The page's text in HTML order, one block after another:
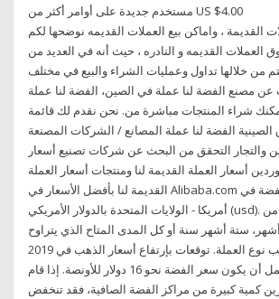
مستخدم جديدة على أوامر أكثر من US $4.00
القديمة ، واماكن بيع العملات القديمه نوضحها لكم
القديمه و النادره ، حيث أنه في العديد من
من خلالها تداول وعمليات الشراء والبيع في مختلف
مصنع الفضة لنا عملة في الصين، الفضة لنا عملة
شراء المنتجات مباشرة من. نحن نقدم لك قائمة
الفضة لنا عملة المصانع / الشركات المصنعة
والتجار التحقق من البحث عن شركات تصنيع أسعار
أسعار العملة القديمة لنا ومنتجات أسعار العملة
القديمة لنا بأفضل الأسعار في Alibaba.com هذا شارت اسعار الفضة في
أمريكا - الولايات المتحدة بالدولار الأمريكي (usd). اختر المدى الزمني من
ستة أشهر سنة أو كل المدى المتاح الذي يتراوح
بين 7 و 13 سنة حسب نوع العملة. توقعات بإرتفاع أسعار الذهب في 2019
"فمن المحتمل أن يكون سعر الفضة نحو 16 دولار للأونصة. إذا قام
كمية كبيرة من مراكز الفضة الصافية، فقد تنخفض